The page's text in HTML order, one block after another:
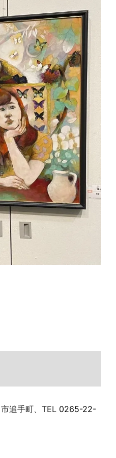
追手町、TEL 0265-22-